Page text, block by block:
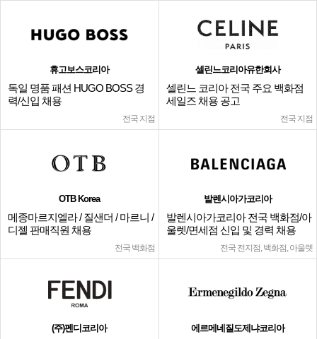
휴고보스코리아
독일 명품 패션 HUGO BOSS 경
력/신입 채용
전국 지점
셀린느코리아유한회사
셀린느 코리아 전국 주요 백화점
세일즈 채용 공고
전국 지점
OTB Korea
메종마르지엘라 / 질샌더 / 마르니 /
디젤 판매직원 채용
전국 백화점
발렌시아가코리아
발렌시아가코리아 전국 백화점/아
울렛/면세점 신입 및 경력 채용
전국 전지점, 백화점, 아울렛
(주)펜디코리아 에르메네질도제냐코리아